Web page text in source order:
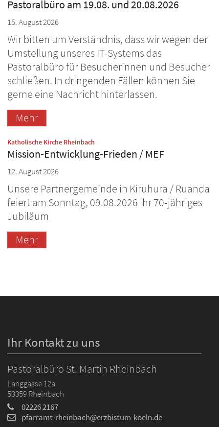
Pastoralbüro am 19.08. und 20.08.2026
15. August 2026
Wir bitten um Verständnis, dass wir wegen der
Umstellung unseres IT-Systems das
Pastoralbüro für Besucherinnen und Besucher
schließen. In dringenden Fällen können Sie
gerne eine Nachricht hinterlassen.
Mehr
Katholische Kirche Rheinbach
Mission-Entwicklung-Frieden / MEF
12. August 2026
Unsere Partnergemeinde in Kiruhura / Ruanda
feiert am Sonntag, 09.08.2026 ihr 70-jähriges
Jubiläum
Mehr
Ihr Kontakt zu uns
Pastoralbüro St. Martin Rheinbach
Langgasse 12a
53359Rheinbach
02226 2167
pfarramt-rheinbach@erzbistum-koeln.de